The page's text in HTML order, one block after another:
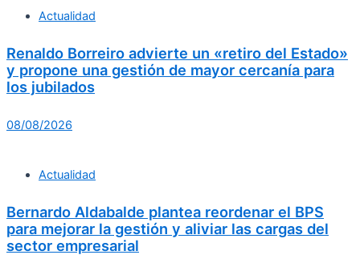
Actualidad
Renaldo Borreiro advierte un «retiro del Estado»
y propone una gestión de mayor cercanía para
los jubilados
08/08/2026
Actualidad
Bernardo Aldabalde plantea reordenar el BPS
para mejorar la gestión y aliviar las cargas del
sector empresarial